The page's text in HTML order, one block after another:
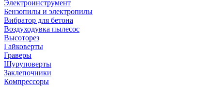
Электроинструмент
Бензопилы и электропилы
Вибратор для бетона
Воздуходувка пылесос
Высоторез
Гайковерты
Граверы
Шуруповерты
Заклепочники
Компрессоры